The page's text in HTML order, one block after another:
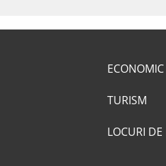
ECONOMIC
TURISM
LOCURI